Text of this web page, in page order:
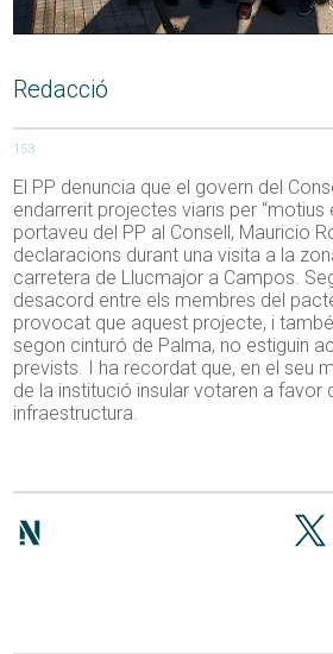
Redacció
153
El PP denuncia que el govern del
endarrerit projectes viaris per “motius
portaveu del PP al Consell, Mauricio
declaracions durant una visita a la
carretera de Llucmajor a Campos.
desacord entre els membres del
provocat que aquest projecte, i també
segon cinturó de Palma, no estiguin
prevists. I ha recordat que, en el seu
de la institució insular votaren a favor
infraestructura.